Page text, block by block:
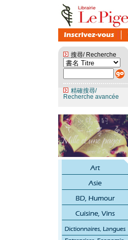
搜尋/ Recherche
精確搜尋/
Recherche avancée